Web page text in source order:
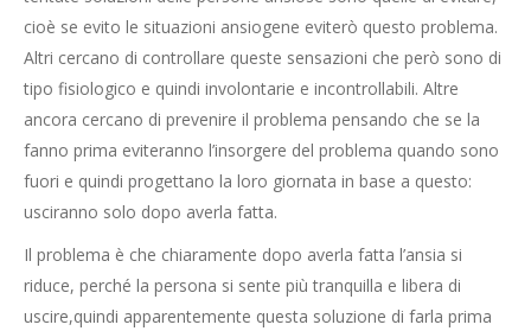
cioè se evito le situazioni ansiogene eviterò questo problema.
Altri cercano di controllare queste sensazioni che però sono di
tipo fisiologico e quindi involontarie e incontrollabili. Altre
ancora cercano di prevenire il problema pensando che se la
fanno prima eviteranno l’insorgere del problema quando sono
fuori e quindi progettano la loro giornata in base a questo:
usciranno solo dopo averla fatta.
Il problema è che chiaramente dopo averla fatta l’ansia si
riduce, perché la persona si sente più tranquilla e libera di
uscire,quindi apparentemente questa soluzione di farla prima